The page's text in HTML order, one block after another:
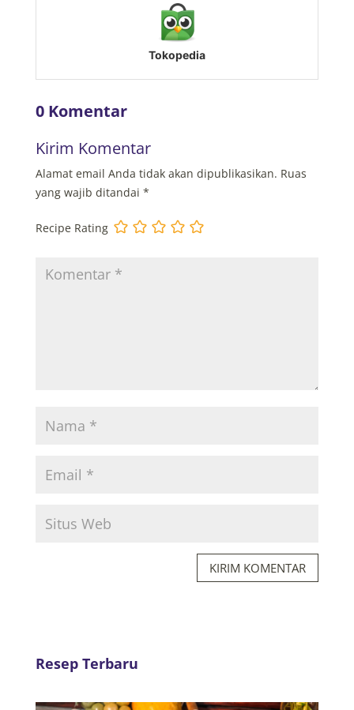
Tokopedia
0 Komentar
Kirim Komentar
Alamat email Anda tidak akan dipublikasikan. Ruas
yang wajib ditandai *
Recipe Rating
KIRIM KOMENTAR
Resep Terbaru